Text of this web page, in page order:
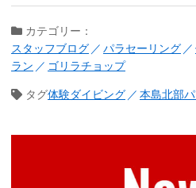
カテゴリー：
スタッフブログ
パラセーリング
ラン
ゴリラチョップ
タグ体験ダイビング 本島北部